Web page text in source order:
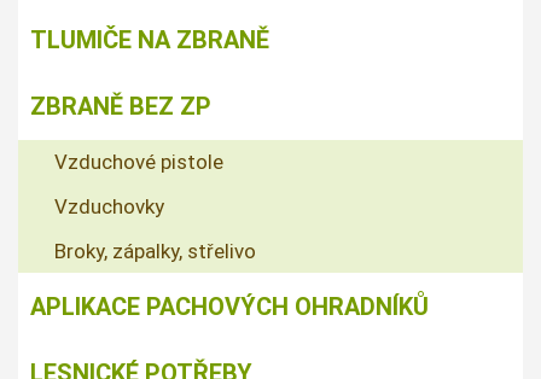
TLUMIČE NA ZBRANĚ
ZBRANĚ BEZ ZP
Vzduchové pistole
Vzduchovky
Broky, zápalky, střelivo
APLIKACE PACHOVÝCH OHRADNÍKŮ